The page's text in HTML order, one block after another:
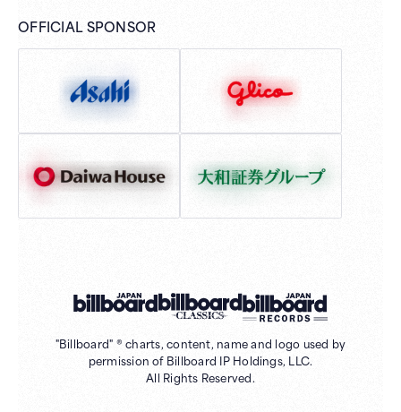
OFFICIAL SPONSOR
"Billboard" ® charts, content, name and logo used by
permission of Billboard IP Holdings, LLC.
All Rights Reserved.